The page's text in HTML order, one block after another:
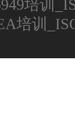
培训
培训